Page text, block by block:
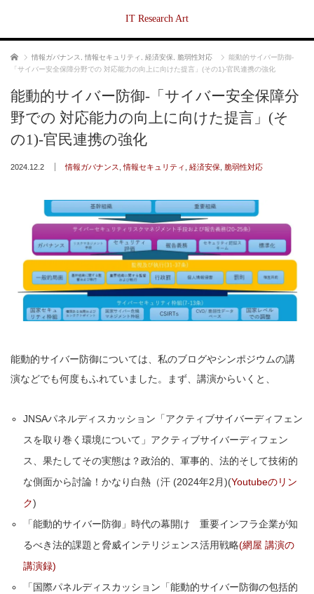
IT Research Art
ホーム 情報ガバナンス 情報セキュリティ 経済安保 脆弱性対応
能動的サイバー防御-
「サイバー安全保障分野での 対応能力の向上に向けた提言」(その1)-官民連携の強化
能動的サイバー防御-「サイバー安全保障分
野での 対応能力の向上に向けた提言」(そ
の1)-官民連携の強化
2024.12.2 情報ガバナンス ,情報セキュリティ 経済安保 脆弱性対応
能動的サイバー防御については、私のブログやシンポジウムの講
演などでも何度もふれていました。まず、講演からいくと、
JNSAパネルディスカッション「アクティブサイバーディフェン
スを取り巻く環境について」アクティブサイバーディフェン
ス、果たしてその実態は？政治的、軍事的、法的そして技術的
な側面から討論！かなり白熱（汗 (2024年2月)(Youtubeのリン
ク)
「能動的サイバー防御」時代の幕開け 重要インフラ企業が知
るべき法的課題と脅威インテリジェンス活用戦略(網屋 講演の
講演録)
「国際パネルディスカッション「能動的サイバー防御の包括的